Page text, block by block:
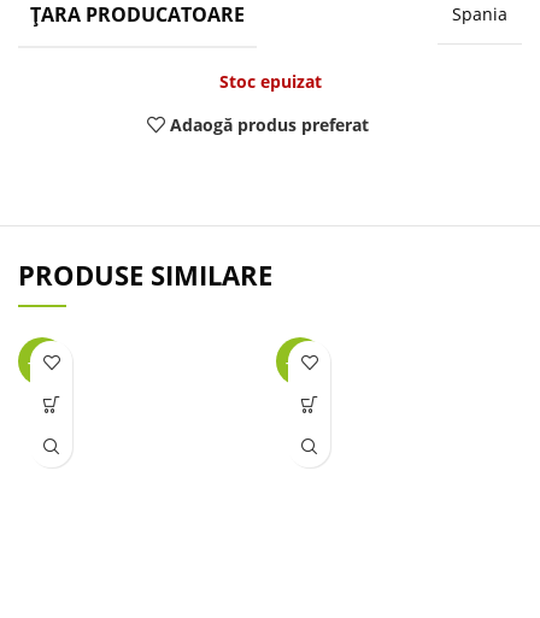
ȚARA PRODUCATOARE Spania
Stoc epuizat
Adaogă produs preferat
PRODUSE SIMILARE
-24% -42%